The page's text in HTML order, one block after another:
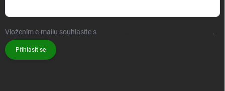
Vložením e-mailu souhlasíte s .
Přihlásit se